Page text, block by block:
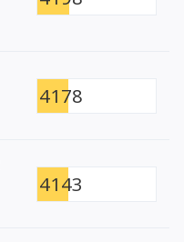
4178
4143